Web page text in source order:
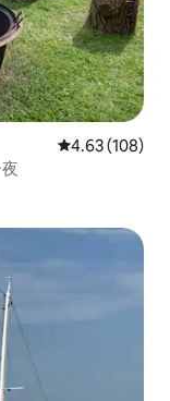
レビュー108
4.63 (108)